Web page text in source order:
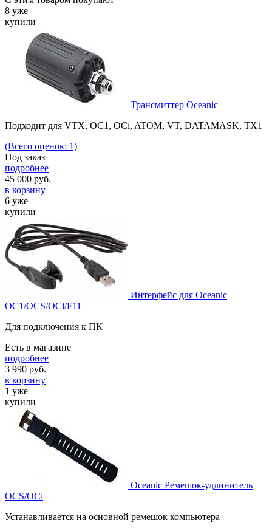
8 уже
купили
Трансмиттер Oceanic
Подходит для VTX, OC1, OCi, ATOM, VT, DATAMASK, TX1
(Всего оценок: 1)
Под заказ
подробнее
45 000 руб.
в корзину
6 уже
купили
Интерфейс для Oceanic
OC1/OCS/OCi/F11
Для подключения к ПК
Есть в магазине
подробнее
3 990 руб.
в корзину
1 уже
купили
Oceanic Ремешок-удлинитель
OCS/OCi
Устанавливается на основной ремешок компьютера